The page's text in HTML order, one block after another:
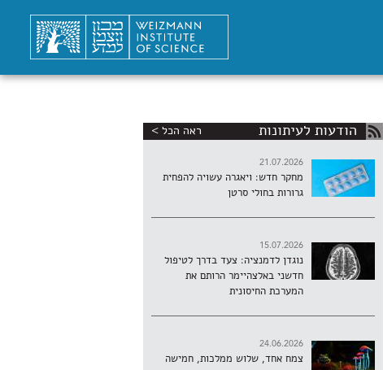
הודעות לעיתונות ראה הכל >
21.07.2026
מחקר חדש: ויאגרה עשויה להפחית
גרורות בחולי סרטן
15.07.2026
נוגדן לדמנציה: צעד בדרך לטיפול
חדשני באלצהיימר הרותם את
המערכת החיסונית
24.06.2026
צמח אחד, שלוש ממלכות, חמישה